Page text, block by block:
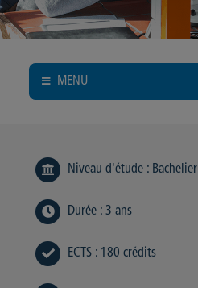
MENU
Niveau d'étude : Bachelier
Durée : 3 ans
ECTS : 180 crédits